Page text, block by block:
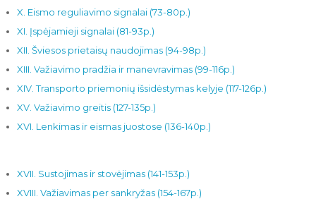
X. Eismo reguliavimo signalai (73-80p.)
XI. Įspėjamieji signalai (81-93p.)
XII. Šviesos prietaisų naudojimas (94-98p.)
XIII. Važiavimo pradžia ir manevravimas (99-116p.)
XIV. Transporto priemonių išsidėstymas kelyje (117-126p.)
XV. Važiavimo greitis (127-135p.)
XVI. Lenkimas ir eismas juostose (136-140p.)
XVII. Sustojimas ir stovėjimas (141-153p.)
XVIII. Važiavimas per sankryžas (154-167p.)